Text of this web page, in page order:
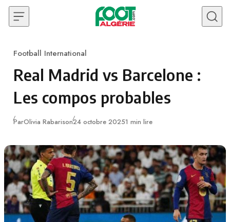
Skip to content
Category
Football International
Real Madrid vs Barcelone :
Les compos probables
ParOlivia RabarisonPublié
24 octobre 20251 min lire